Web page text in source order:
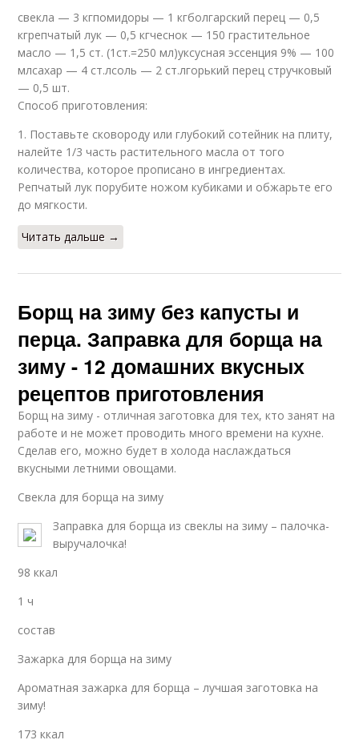
свекла — 3 кгпомидоры — 1 кгболгарский перец — 0,5
кгрепчатый лук — 0,5 кгчеснок — 150 грастительное
масло — 1,5 ст. (1ст.=250 мл)уксусная эссенция 9% — 100
млсахар — 4 ст.лсоль — 2 ст.лгорький перец стручковый
— 0,5 шт.
Способ приготовления:
1. Поставьте сковороду или глубокий сотейник на плиту,
налейте 1/3 часть растительного масла от того
количества, которое прописано в ингредиентах.
Репчатый лук порубите ножом кубиками и обжарьте его
до мягкости.
Читать дальше →
Борщ на зиму без капусты и
перца. Заправка для борща на
зиму - 12 домашних вкусных
рецептов приготовления
Борщ на зиму - отличная заготовка для тех, кто занят на
работе и не может проводить много времени на кухне.
Сделав его, можно будет в холода наслаждаться
вкусными летними овощами.
Свекла для борща на зиму
Заправка для борща из свеклы на зиму – палочка-
выручалочка!
98 ккал
1 ч
состав
Зажарка для борща на зиму
Ароматная зажарка для борща – лучшая заготовка на
зиму!
173 ккал